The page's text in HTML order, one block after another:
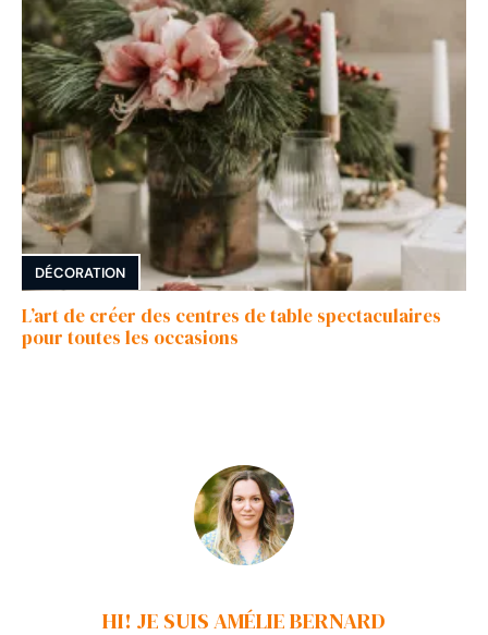
DÉCORATION
L’art de créer des centres de table spectaculaires
pour toutes les occasions
HI! JE SUIS AMÉLIE BERNARD